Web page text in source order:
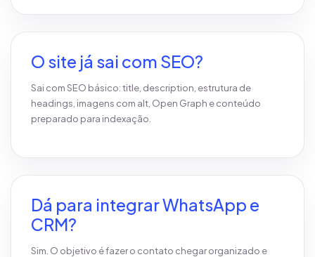
O site já sai com SEO?
Sai com SEO básico: title, description, estrutura de
headings, imagens com alt, Open Graph e conteúdo
preparado para indexação.
Dá para integrar WhatsApp e
CRM?
Sim. O objetivo é fazer o contato chegar organizado e